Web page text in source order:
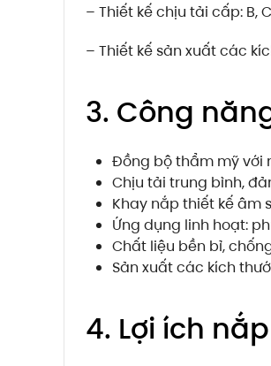
– Thiết kế chịu tải cấp: B, C
– Thiết kế sản xuất các
3. Công
Đồng bộ thẩm mỹ với
Chịu tải trung bình,
Khay nắp thiết kế âm
Ứng dụng linh hoạt:
Chất liệu bền bỉ,
Sản xuất các kích
4. Lợi ích